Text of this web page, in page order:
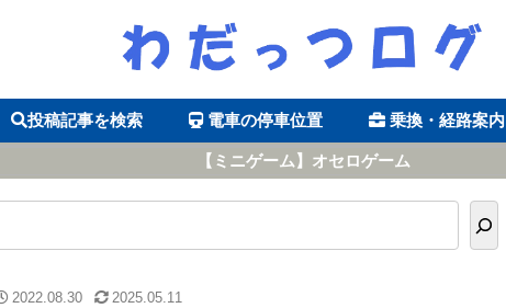
投稿記事を検索 電車の停車位置 乗換・経路案内
【ミニゲーム】オセロゲーム
2022.08.30 2025.05.11